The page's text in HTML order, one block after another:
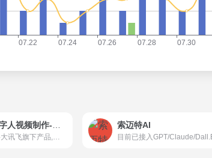
索迈特AI
目前已接入GPT/Claude/